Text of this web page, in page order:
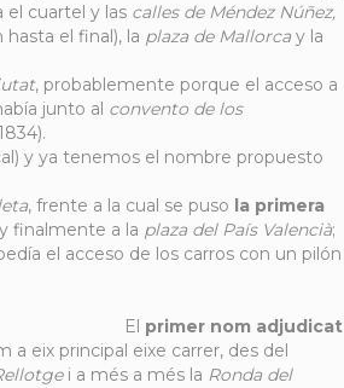
el cuartel y las calles de Méndez Núñez,
el final), la plaza de Mallorca y la
, probablemente porque el acceso a
junto al convento de los
y ya tenemos el nombre propuesto
, frente a la cual se puso la primera
finalmente a la plaza del País Valencià;
el acceso de los carros con un pilón
El primer nom adjudicat
a eix principal eixe carrer, des del
i a més a més la Ronda del